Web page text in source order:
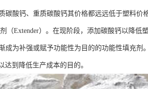
碳酸钙、重质碳酸钙其价格都远远低于塑料价
（Extender）。在现阶段，添加碳酸钙以降低
成为补强或赋予功能性为目的的功能性填充剂
达到降低生产成本的目的。